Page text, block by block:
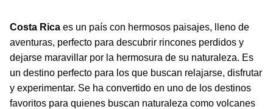
Costa Rica es un país con hermosos paisajes, lleno de
aventuras, perfecto para descubrir rincones perdidos y
dejarse maravillar por la hermosura de su naturaleza. Es
un destino perfecto para los que buscan relajarse, disfrutar
y experimentar. Se ha convertido en uno de los destinos
favoritos para quienes buscan naturaleza como volcanes